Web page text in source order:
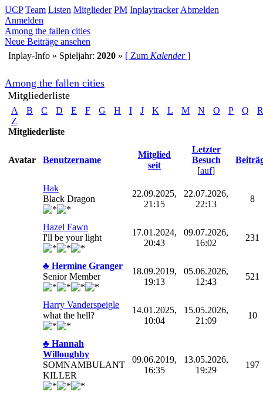
UCP Team Listen Mitglieder PM Inplaytracker Abmelden
Anmelden
Among the fallen cities
Neue Beiträge ansehen
Inplay-Info » Spieljahr: 2020 » [ Zum Kalender]
Among the fallen cities
Mitgliederliste
A B C D E F G H I J K L M N O P Q
R
Z
Mitgliederliste
Avatar Benutzername
Mitglied
seit
Letzter
Besuch
[auf]
Hak
Black Dragon
22.09.2025,
21:15
22.07.2026,
22:13
8
Hazel Fawn
I'll be your light
17.01.2024,
20:43
09.07.2026,
16:02
231
♣ Hermine Granger
Senior Member
18.09.2019,
19:13
05.06.2026,
12:43
521
Harry Vanderspeigle
what the hell?
14.01.2025,
10:04
15.05.2026,
21:09
10
♣ Hannah
Willoughby
SOMNAMBULANT
KILLER
09.06.2019,
16:35
13.05.2026,
19:29
197